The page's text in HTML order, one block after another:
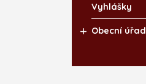
Vyhlášky
Obecní úřad